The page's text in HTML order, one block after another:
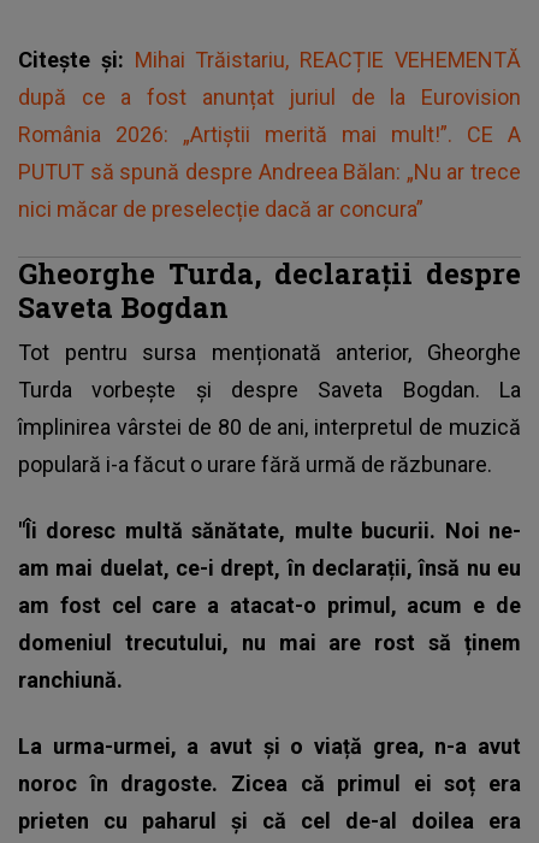
Citește și: Mihai Trăistariu, REACȚIE VEHEMENTĂ
după ce a fost anunțat juriul de la Eurovision
România 2026: „Artiștii merită mai mult!”. CE A
PUTUT să spună despre Andreea Bălan: „Nu ar trece
nici măcar de preselecție dacă ar concura”
Gheorghe Turda, declarații despre
Saveta Bogdan
Tot pentru sursa menționată anterior, Gheorghe
Turda vorbește și despre Saveta Bogdan. La
împlinirea vârstei de 80 de ani, interpretul de muzică
populară i-a făcut o urare fără urmă de răzbunare.
"Îi doresc multă sănătate, multe bucurii. Noi ne-
am mai duelat, ce-i drept, în declarații, însă nu eu
am fost cel care a atacat-o primul, acum e de
domeniul trecutului, nu mai are rost să ținem
ranchiună.
La urma-urmei, a avut și o viață grea, n-a avut
noroc în dragoste. Zicea că primul ei soț era
prieten cu paharul și că cel de-al doilea era